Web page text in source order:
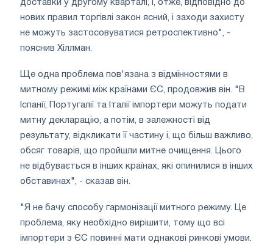
доставки у другому кварталі, і, отже, відповідно до
нових правил торгівлі закон ясний, і заходи захисту
не можуть застосовуватися ретроспективно", -
пояснив Хіллман.
Ще одна проблема пов'язана з відмінностями в
митному режимі між країнами ЄС, продовжив він. "В
Іспанії, Португалії та Італії імпортери можуть подати
митну декларацію, а потім, в залежності від
результату, відкликати її частину і, що більш важливо,
обсяг товарів, що пройшли митне очищення. Цього
не відбувається в інших країнах, які опинилися в інших
обставинах", - сказав він.
"Я не бачу способу гармонізації митного режиму. Це
проблема, яку необхідно вирішити, тому що всі
імпортери з ЄС повинні мати однакові ринкові умови.